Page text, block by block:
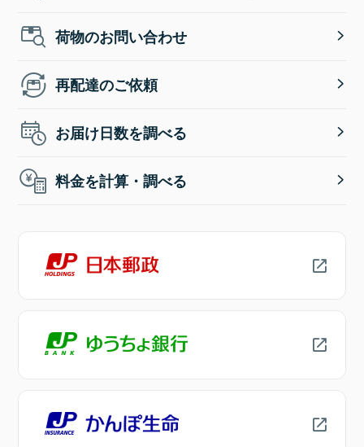
荷物のお問い合わせ
再配達のご依頼
お届け日数を調べる
料金を計算・調べる